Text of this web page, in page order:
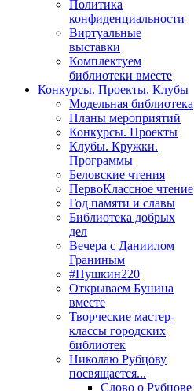
Политика
конфиденциальности
Виртуальные
выставки
Комплектуем
библиотеки вместе
Конкурсы. Проекты. Клубы
Модельная библиотека
Планы мероприятий
Конкурсы. Проекты
Клубы. Кружки.
Программы
Беловские чтения
ПервоКлассное чтение
Год памяти и славы
Библиотека добрых
дел
Вечера с Даниилом
Граниным
#Пушкин220
Открываем Бунина
вместе
Творческие мастер-
классы городских
библиотек
Николаю Рубцову
посвящается...
Слово о Рубцове